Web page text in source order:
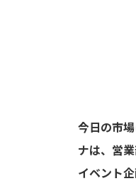
今日の市
ナは、営
イベント